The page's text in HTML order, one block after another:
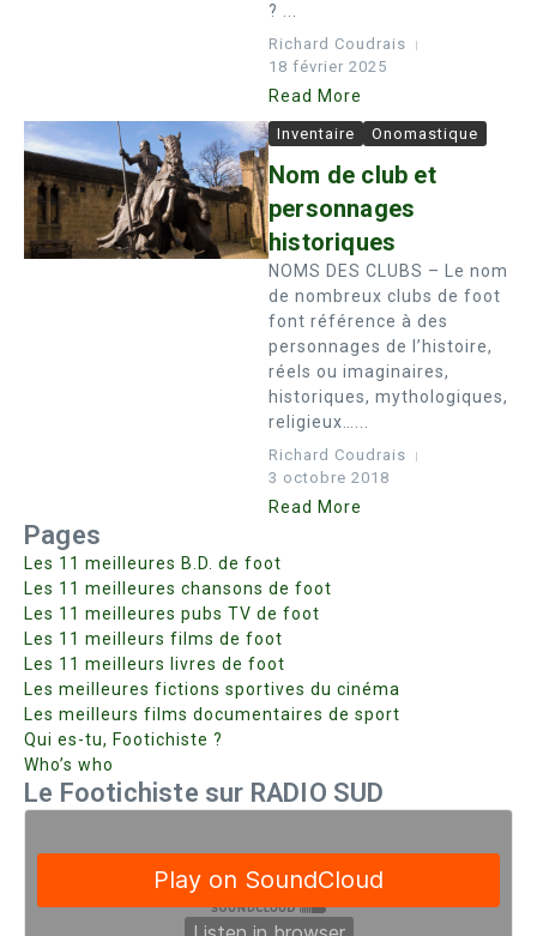
? ...
Richard Coudrais
18 février 2025
Read More
Inventaire Onomastique
Nom de club et
personnages
historiques
NOMS DES CLUBS – Le nom
de nombreux clubs de foot
font référence à des
personnages de l’histoire,
réels ou imaginaires,
historiques, mythologiques,
religieux…...
Richard Coudrais
3 octobre 2018
Read More
Pages
Les 11 meilleures B.D. de foot
Les 11 meilleures chansons de foot
Les 11 meilleures pubs TV de foot
Les 11 meilleurs films de foot
Les 11 meilleurs livres de foot
Les meilleures fictions sportives du cinéma
Les meilleurs films documentaires de sport
Qui es-tu, Footichiste ?
Who’s who
Le Footichiste sur RADIO SUD